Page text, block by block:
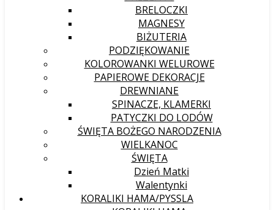
BRELOCZKI
MAGNESY
BIŻUTERIA
PODZIĘKOWANIE
KOLOROWANKI WELUROWE
PAPIEROWE DEKORACJE
DREWNIANE
SPINACZE, KLAMERKI
PATYCZKI DO LODÓW
ŚWIĘTA BOŻEGO NARODZENIA
WIELKANOC
ŚWIĘTA
Dzień Matki
Walentynki
KORALIKI HAMA/PYSSLA